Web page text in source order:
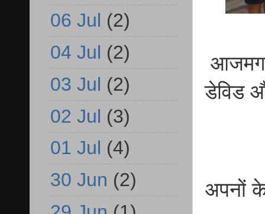
डेविड
अपनों
06 Jul (2)
04 Jul (2)
03 Jul (2)
02 Jul (3)
01 Jul (4)
30 Jun (2)